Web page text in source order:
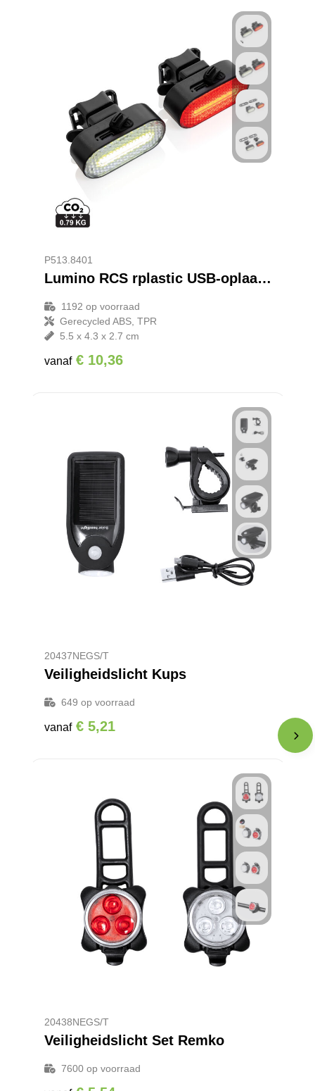
P513.8401
Lumino RCS rplastic USB-oplaadbare fietslamp set
1192 op voorraad
Gerecycled ABS, TPR
5.5 x 4.3 x 2.7 cm
vanaf € 10,36
20437NEGS/T
Veiligheidslicht Kups
649 op voorraad
vanaf € 5,21
20438NEGS/T
Veiligheidslicht Set Remko
7600op voorraad